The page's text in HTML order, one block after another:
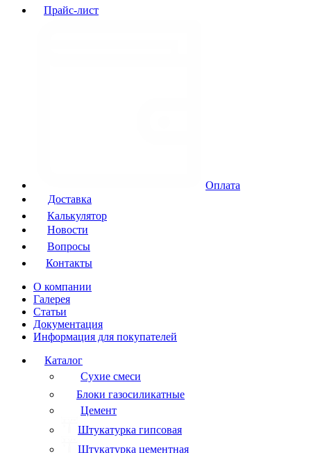
Прайс-лист
Оплата
Доставка
Калькулятор
Новости
Вопросы
Контакты
О компании
Галерея
Статьи
Документация
Информация для покупателей
Каталог
Сухие смеси
Блоки газосиликатные
Цемент
Штукатурка гипсовая
Штукатурка цементная